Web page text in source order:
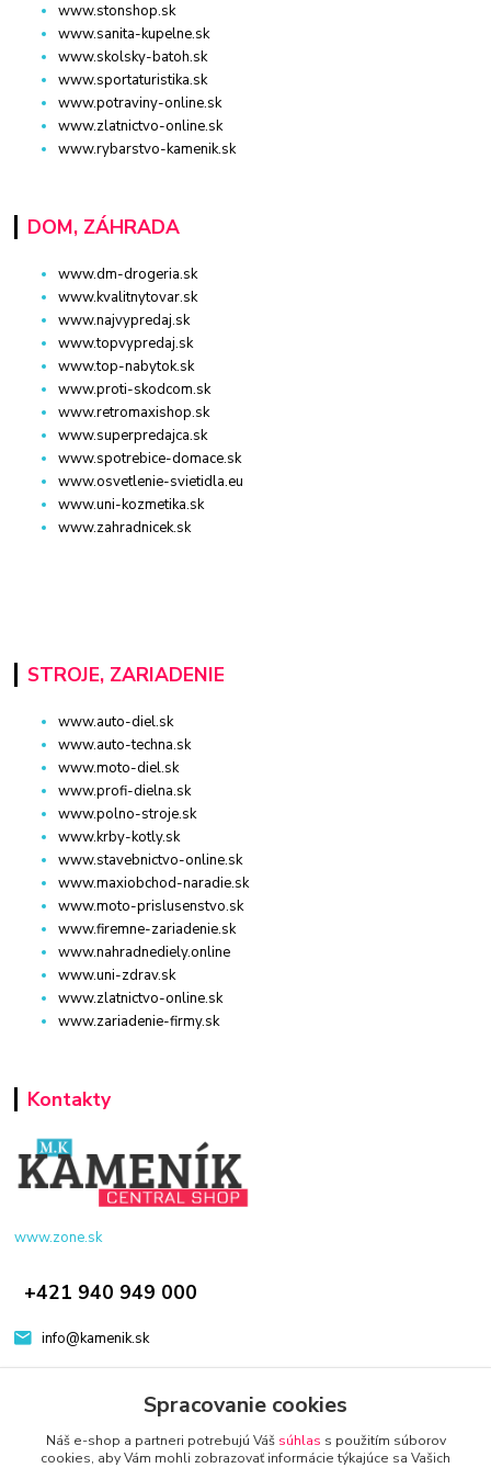
www.stonshop.sk
www.sanita-kupelne.sk
www.skolsky-batoh.sk
www.sportaturistika.sk
www.potraviny-online.sk
www.zlatnictvo-online.sk
www.rybarstvo-kamenik.sk
DOM, ZÁHRADA
www.dm-drogeria.sk
www.kvalitnytovar.sk
www.najvypredaj.sk
www.topvypredaj.sk
www.top-nabytok.sk
www.proti-skodcom.sk
www.retromaxishop.sk
www.superpredajca.sk
www.spotrebice-domace.sk
www.osvetlenie-svietidla.eu
www.uni-kozmetika.sk
www.zahradnicek.sk
STROJE, ZARIADENIE
www.auto-diel.sk
www.auto-techna.sk
www.moto-diel.sk
www.profi-dielna.sk
www.polno-stroje.sk
www.krby-kotly.sk
www.stavebnictvo-online.sk
www.maxiobchod-naradie.sk
www.moto-prislusenstvo.sk
www.firemne-zariadenie.sk
www.nahradnediely.online
www.uni-zdrav.sk
www.zlatnictvo-online.sk
www.zariadenie-firmy.sk
Kontakty
www.zone.sk
+421 940 949 000
info@kamenik.sk
Spracovanie cookies
Náš e-shop a partneri potrebujú Váš súhlas s použitím súborov
cookies, aby Vám mohli zobrazovať informácie týkajúce sa Vašich